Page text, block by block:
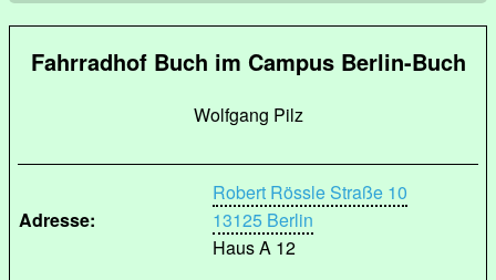
Fahrradhof Buch im Campus Berlin-Buch
Wolfgang Pilz
Adresse:
Robert Rössle Straße 10
13125 Berlin
Haus A 12